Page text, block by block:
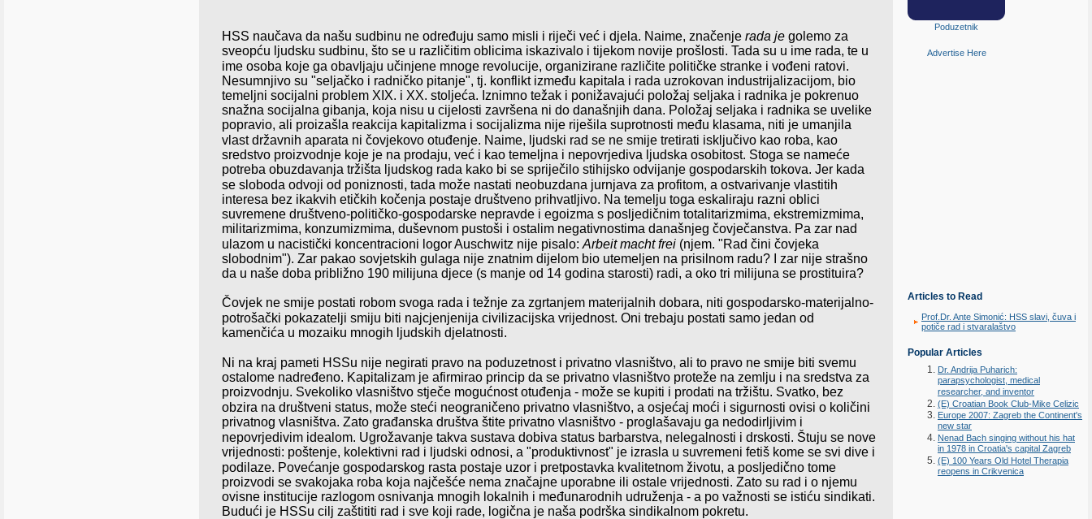
HSS naučava da našu sudbinu ne određuju samo misli i riječi već i djela. Naime, značenje rada je golemo za
sveopću ljudsku sudbinu, što se u različitim oblicima iskazivalo i tijekom novije prošlosti. Tada su u ime rada, te u
ime osoba koje ga obavljaju učinjene mnoge revolucije, organizirane različite političke stranke i vođeni ratovi.
Nesumnjivo su "seljačko i radničko pitanje", tj. konflikt između kapitala i rada uzrokovan industrijalizacijom, bio
temeljni socijalni problem XIX. i XX. stoljeća. Iznimno težak i ponižavajući položaj seljaka i radnika je pokrenuo
snažna socijalna gibanja, koja nisu u cijelosti završena ni do današnjih dana. Položaj seljaka i radnika se uvelike
popravio, ali proizašla reakcija kapitalizma i socijalizma nije riješila suprotnosti među klasama, niti je umanjila
vlast državnih aparata ni čovjekovo otuđenje. Naime, ljudski rad se ne smije tretirati isključivo kao roba, kao
sredstvo proizvodnje koje je na prodaju, već i kao temeljna i nepovrjediva ljudska osobitost. Stoga se nameće
potreba obuzdavanja tržišta ljudskog rada kako bi se spriječilo stihijsko odvijanje gospodarskih tokova. Jer kada
se sloboda odvoji od poniznosti, tada može nastati neobuzdana jurnjava za profitom, a ostvarivanje vlastitih
interesa bez ikakvih etičkih kočenja postaje društveno prihvatljivo. Na temelju toga eskaliraju razni oblici
suvremene društveno-političko-gospodarske nepravde i egoizma s posljedičnim totalitarizmima, ekstremizmima,
militarizmima, konzumizmima, duševnom pustoši i ostalim negativnostima današnjeg čovječanstva. Pa zar nad
ulazom u nacistički koncentracioni logor Auschwitz nije pisalo: Arbeit macht frei (njem. "Rad čini čovjeka
slobodnim"). Zar pakao sovjetskih gulaga nije znatnim dijelom bio utemeljen na prisilnom radu? I zar nije strašno
da u naše doba približno 190 milijuna djece (s manje od 14 godina starosti) radi, a oko tri milijuna se prostituira?
Čovjek ne smije postati robom svoga rada i težnje za zgrtanjem materijalnih dobara, niti gospodarsko-materijalno-
potrošački pokazatelji smiju biti najcjenjenija civilizacijska vrijednost. Oni trebaju postati samo jedan od
kamenčića u mozaiku mnogih ljudskih djelatnosti.
Ni na kraj pameti HSSu nije negirati pravo na poduzetnost i privatno vlasništvo, ali to pravo ne smije biti svemu
ostalome nadređeno. Kapitalizam je afirmirao princip da se privatno vlasništvo proteže na zemlju i na sredstva za
proizvodnju. Svekoliko vlasništvo stječe mogućnost otuđenja - može se kupiti i prodati na tržištu. Svatko, bez
obzira na društveni status, može steći neograničeno privatno vlasništvo, a osjećaj moći i sigurnosti ovisi o količini
privatnog vlasništva. Zato građanska društva štite privatno vlasništvo - proglašavaju ga nedodirljivim i
nepovrjedivim idealom. Ugrožavanje takva sustava dobiva status barbarstva, nelegalnosti i drskosti. Štuju se nove
vrijednosti: poštenje, kolektivni rad i ljudski odnosi, a "produktivnost" je izrasla u suvremeni fetiš kome se svi dive i
podilaze. Povećanje gospodarskog rasta postaje uzor i pretpostavka kvalitetnom životu, a posljedično tome
proizvodi se svakojaka roba koja najčešće nema značajne uporabne ili ostale vrijednosti. Zato su rad i o njemu
ovisne institucije razlogom osnivanja mnogih lokalnih i međunarodnih udruženja - a po važnosti se istiću sindikati.
Budući je HSSu cilj zaštititi rad i sve koji rade, logična je naša podrška sindikalnom pokretu.
Poduzetnik
Advertise Here
Articles to Read
Prof.Dr. Ante Simonić: HSS slavi, čuva i
potiče rad i stvaralaštvo
Popular Articles
Dr. Andrija Puharich:
parapsychologist, medical
researcher, and inventor
(E) Croatian Book Club-Mike Celizic
Europe 2007: Zagreb the Continent's
new star
Nenad Bach singing without his hat
in 1978 in Croatia's capital Zagreb
(E) 100 Years Old Hotel Therapia
reopens in Crikvenica